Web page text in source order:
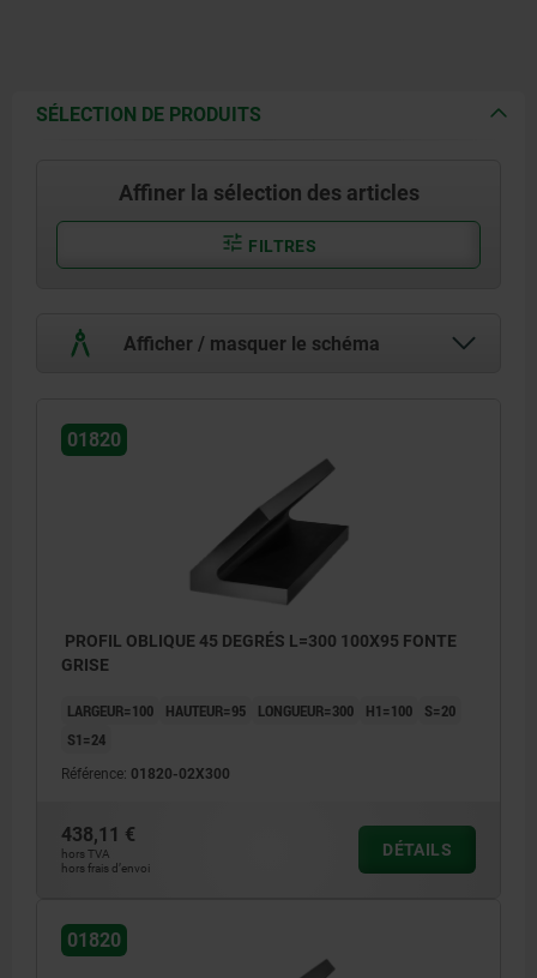
SÉLECTION DE PRODUITS
Affiner la sélection des articles
FILTRES
Afficher / masquer le schéma
01820
PROFIL OBLIQUE 45 DEGRÉS L=300 100X95 FONTE
GRISE
LARGEUR=100 HAUTEUR=95 LONGUEUR=300 H1=100
S=20
S1=24
Référence: 01820-02X300
438,11 €
hors TVA
hors frais d’envoi
DÉTAILS
01820